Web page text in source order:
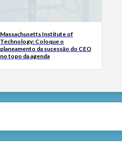
Massachusetts Institute of
Technology: Coloque o
planeamento da sucessão do CEO
no topo da agenda